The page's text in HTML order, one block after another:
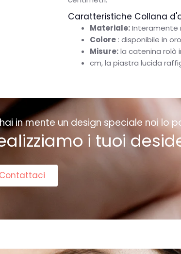
Caratteristiche Collana
Materiale:Interamente
Colore : disponibile in
Misure:la catenina rolò
cm, la piastra lucida
in mente un design speciale noi lo
i tuoi
Contattaci